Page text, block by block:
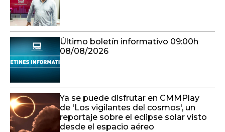
Último boletín informativo 09:00h
08/08/2026
Ya se puede disfrutar en CMMPlay
de 'Los vigilantes del cosmos', un
reportaje sobre el eclipse solar visto
desde el espacio aéreo